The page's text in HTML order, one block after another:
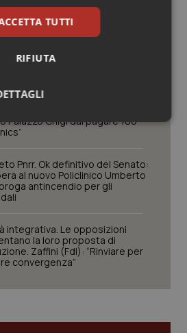
& Testa Collo
Ministero: oltre 1.700 chiamate
1500 dal 22 giugno.
Conte in Commissione: “Ho
documento anonimo su
Palazzo Chigi dal pagare 100
Pnrr. Ok definitivo del Senato:
al nuovo Policlinico Umberto
antincendio per gli
integrativa. Le opposizioni
la loro proposta di
Zaffini (FdI): “Rinviare per
convergenza”
TUTTI
RIFIUTA
Statistici Marketing
contribuiscono a rendere fruibile il
funzionalità di base quali la
e l'accesso alle aree
sito web non è in grado di
senza questi cookie.